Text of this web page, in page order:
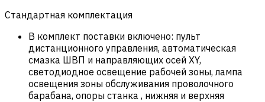
Стандартная комплектация
В комплект поставки включено: пульт
дистанционного управления, автоматическая
смазка ШВП и направляющих осей XY,
светодиодное освещение рабочей зоны, лампа
освещения зоны обслуживания проволочного
барабана, опоры станка , нижняя и верхняя